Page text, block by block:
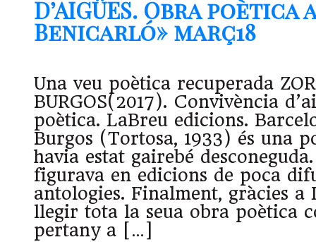
D’AIGÜES. Obra poètica
Benicarló» març18
Una veu poètica recuperada
BURGOS(2017). Convivència
poètica. LaBreu edicions.
Burgos (Tortosa, 1933) és una
havia estat gairebé
figurava en edicions de poca
antologies. Finalment, gràcies a
llegir tota la seua obra poètica
pertany a […]